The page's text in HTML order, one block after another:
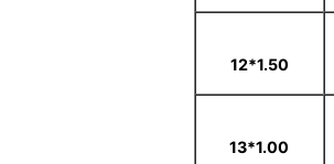
1.50*12
1.00*13